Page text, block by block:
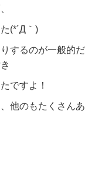
(*´Д｀)
するのが一般的だ
ですよ！
他のもたくさんあ